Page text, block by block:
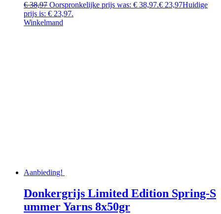
€38,97 Oorspronkelijke prijs was: € 38,97.€ 23,97Huidige
prijs is: € 23,97.
Winkelmand
Aanbieding!
Donkergrijs Limited Edition Spring-S
ummer Yarns 8x50gr